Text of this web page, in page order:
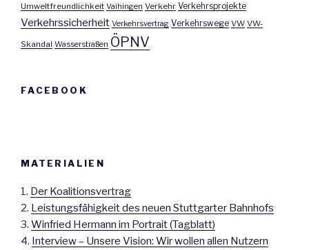
Umweltfreundlichkeit Vaihingen Verkehr Verkehrsprojekte
Verkehrssicherheit Verkehrsvertrag Verkehrswege VW VW-
Skandal Wasserstraßen ÖPNV
FACEBOOK
MATERIALIEN
1. Der Koalitionsvertrag
2. Leistungsfähigkeit des neuen Stuttgarter Bahnhofs
3. Winfried Hermann im Portrait (Tagblatt)
4. Interview – Unsere Vision: Wir wollen allen Nutzern